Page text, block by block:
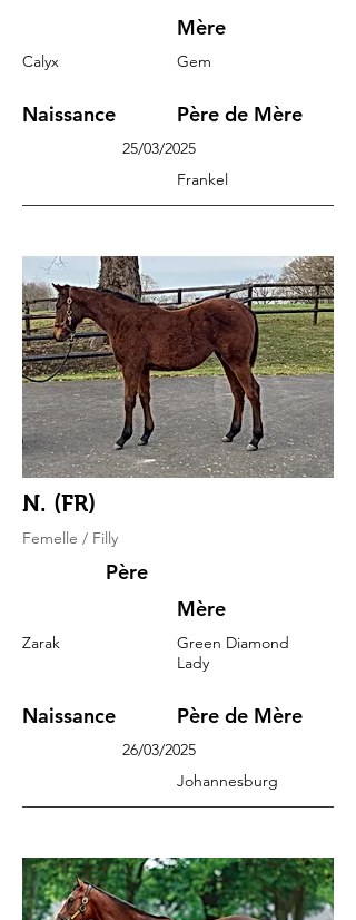
Mère
Calyx
Naissance
Gem
Père de Mère
25/03/2025
Frankel
N. (FR)
Femelle / Filly
Père
Mère
Zarak
Naissance
Green Diamond
Lady
Père de Mère
26/03/2025
Johannesburg